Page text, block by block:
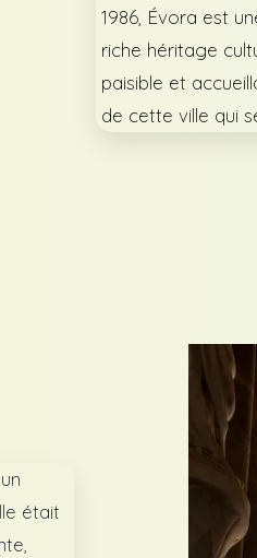
1986, Évora est
riche héritage
paisible et
de cette ville qui
était